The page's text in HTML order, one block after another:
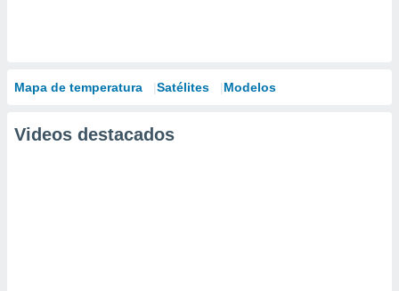
Mapa de temperatura Satélites Modelos
Videos destacados